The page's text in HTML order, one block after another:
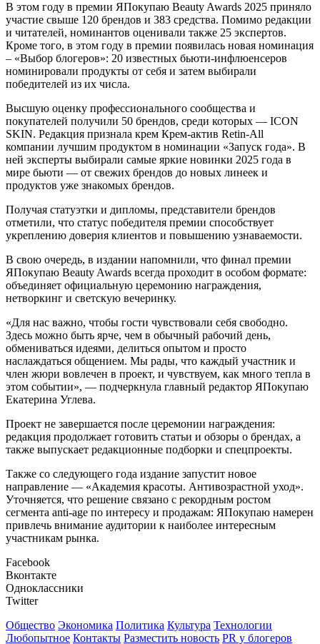
В этом году в премии ЯПокупаю Beauty Awards 2025 приняло
участие свыше 120 брендов и 383 средства. Помимо редакции
и читателей, номинантов оценивали также 25 экспертов.
Кроме того, в этом году в премии появилась новая номинация
– «Выбор блогеров»: 20 известных бьюти-инфлюенсеров
номинировали продукты от себя и затем выбирали
победителей из их числа.
Высшую оценку профессионального сообщества и
покупателей получили 50 брендов, среди которых — ICON
SKIN. Редакция признала крем Крем-актив Retin-All
компании лучшим продуктом в номинации «Запуск года». В
ней эксперты выбирали самые яркие новинки 2025 года в
мире бьюти — от свежих брендов до новых линеек и
продуктов уже знакомых брендов.
Получая статуэтки и дипломы, представители брендов
отметили, что статус победителя премии способствует
укреплению доверия клиентов и повышению узнаваемости.
В свою очередь, в издании напомнили, что финал премии
ЯПокупаю Beauty Awards всегда проходит в особом формате:
объединяет официальную церемонию награждения,
нетворкинг и светскую вечеринку.
«Для нас важно, чтобы гости чувствовали себя свободно.
Здесь можно быть ярче, чем в обычный рабочий день,
обмениваться идеями, делиться опытом и просто
наслаждаться общением. Мы рады, что каждый участник и
член жюри вовлечен в проект, и чувствуем, как много тепла в
этом событии», — подчеркнула главный редактор ЯПокупаю
Екатерина Углева.
Проект не завершается после церемонии награждения:
редакция продолжает готовить статьи и обзоры о брендах, а
также выпускает редакционные подборки и спецпроекты.
Также со следующего года издание запустит новое
направление — «Академия красоты. Антивозрастной уход».
Уточняется, что решение связано с рекордным ростом
сегмента anti-age по интересу и продажам: ЯПокупаю намерен
привлечь внимание аудитории к наиболее интересным
участникам рынка.
Facebook
Вконтакте
Одноклассники
Twitter
Общество Экономика Политика Культура Технологии
Любопытное Контакты Разместить новость PR у блогеров